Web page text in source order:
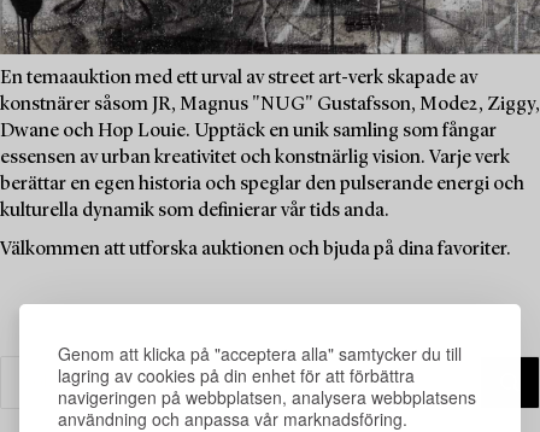
Genom att klicka på "acceptera alla" samtycker du till
lagring av cookies på din enhet för att förbättra
navigeringen på webbplatsen, analysera webbplatsens
användning och anpassa vår marknadsföring.
En temaauktion med ett urval av street art-verk skapade av
konstnärer såsom JR, Magnus "NUG" Gustafsson, Mode2, Ziggy,
Dwane och Hop Louie. Upptäck en unik samling som fångar
essensen av urban kreativitet och konstnärlig vision. Varje verk
berättar en egen historia och speglar den pulserande energi och
kulturella dynamik som definierar vår tids anda.
Välkommen att utforska auktionen och bjuda på dina favoriter.